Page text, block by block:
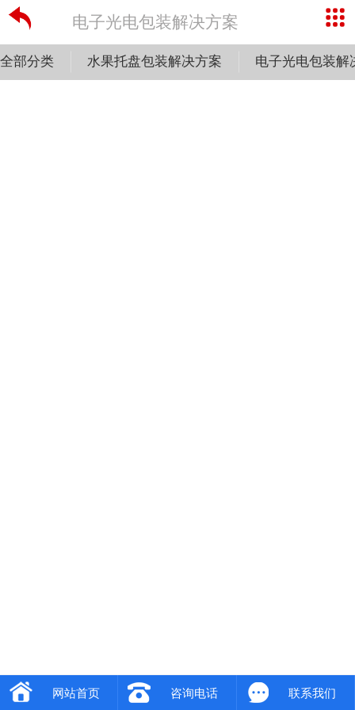
电子光电包装解决方案
全部分类 水果托盘包装解决方案 电子光电包装解
网站首页 咨询电话 联系我们